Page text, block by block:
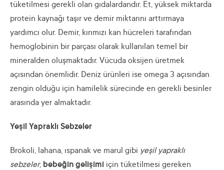
tüketilmesi gerekli olan gıdalardandır. Et, yüksek miktarda
protein kaynağı taşır ve demir miktarını arttırmaya
yardımcı olur. Demir, kırımızı kan hücreleri tarafından
hemoglobinin bir parçası olarak kullanılan temel bir
mineralden oluşmaktadır. Vücuda oksijen üretmek
açısından önemlidir. Deniz ürünleri ise omega 3 açısından
zengin olduğu için hamilelik sürecinde en gerekli besinler
arasında yer almaktadır.
Yeşil Yapraklı Sebzeler
Brokoli, lahana, ıspanak ve marul gibi yeşil yapraklı
sebzeler, bebeğin gelişimi için tüketilmesi gereken